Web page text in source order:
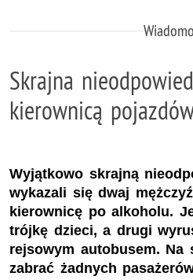
Skrajna
kierownicą
Wyjątkowo skrajną
wykazali się dwaj
kierownicę po alkoholu.
trójkę dzieci, a drugi
rejsowym autobusem. Na
zabrać żadnych